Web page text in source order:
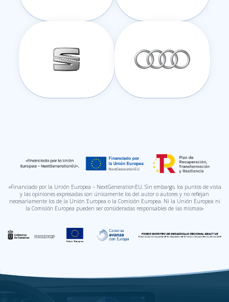
«Financiado por la Unión Europea – NextGenerationEU. Sin embargo, los puntos de vista
y las opiniones expresadas son únicamente los del autor o autores y no reflejan
necesariamente los de la Unión Europea o la Comisión Europea. Ni la Unión Europea ni
la Comisión Europea pueden ser consideradas responsables de las mismas»